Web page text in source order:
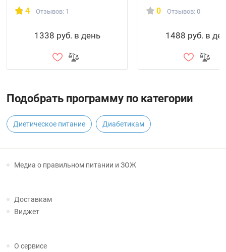
4 Отзывов: 1
1338 руб. в день
0 Отзывов: 0
1488 руб. в
Подобрать программу по категории
Диетическое питание Диабетикам
Медиа о правильном питании и ЗОЖ
Доставкам
Виджет
О сервисе